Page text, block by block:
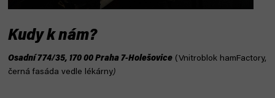
Kudy k nám?
Osadní 774/35, 170 00 Praha 7-Holešovice (Vnitroblok hamFactory,
černá fasáda vedle lékárny)